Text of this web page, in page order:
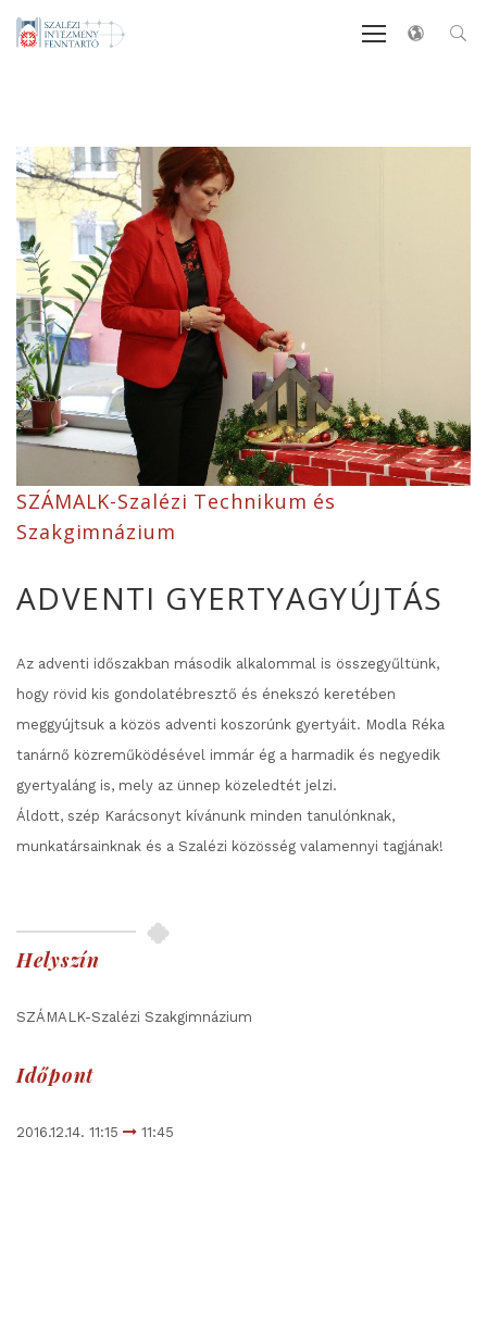
SZÁMALK-Szalézi Technikum és
Szakgimnázium
ADVENTI GYERTYAGYÚJTÁS
Az adventi időszakban második alkalommal is összegyűltünk,
hogy rövid kis gondolatébresztő és énekszó keretében
meggyújtsuk a közös adventi koszorúnk gyertyáit. Modla Réka
tanárnő közreműködésével immár ég a harmadik és negyedik
gyertyaláng is, mely az ünnep közeledtét jelzi.
Áldott, szép Karácsonyt kívánunk minden tanulónknak,
munkatársainknak és a Szalézi közösség valamennyi tagjának!
Helyszín
SZÁMALK-Szalézi Szakgimnázium
Időpont
2016.12.14. 11:15 11:45